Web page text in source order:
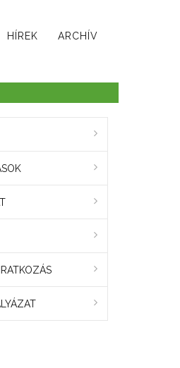
HÍREK ARCHÍV